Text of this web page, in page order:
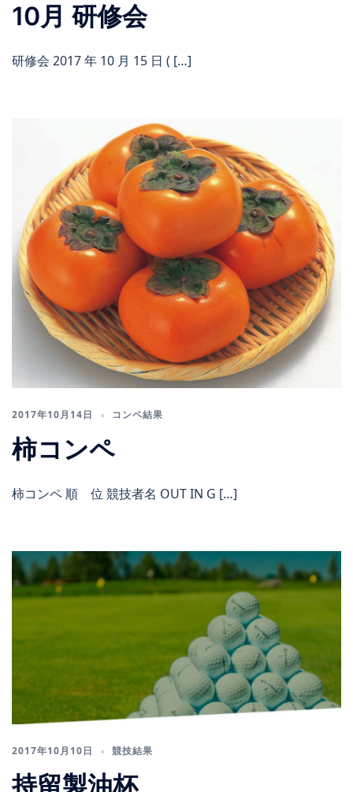
10月 研修会
研修会 2017 年 10 月 15 日 ( […]
2017年10月14日 コンペ結果
柿コンペ
柿コンペ 順 位 競技者名 OUT IN G […]
2017年10月10日 競技結果
持留製油杯